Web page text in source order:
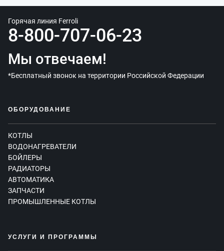
Горячая линия Ferroli
8-800-707-06-23
Мы отвечаем!
*Бесплатный звонок на территории Российской Федерации
ОБОРУДОВАНИЕ
КОТЛЫ
ВОДОНАГРЕВАТЕЛИ
БОЙЛЕРЫ
РАДИАТОРЫ
АВТОМАТИКА
ЗАПЧАСТИ
ПРОМЫШЛЕННЫЕ КОТЛЫ
УСЛУГИ И ПРОГРАММЫ